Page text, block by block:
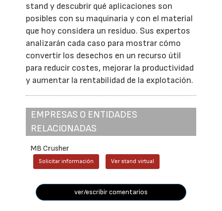
stand y descubrir qué aplicaciones son
posibles con su maquinaria y con el material
que hoy considera un residuo. Sus expertos
analizarán cada caso para mostrar cómo
convertir los desechos en un recurso útil
para reducir costes, mejorar la productividad
y aumentar la rentabilidad de la explotación.
EMPRESAS O ENTIDADES
RELACIONADAS
MB Crusher
Solicitar información Ver stand virtual
ver/escribir comentarios